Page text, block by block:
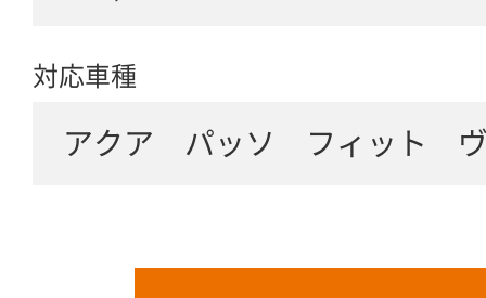
対応車種
アクア パッソ フィット